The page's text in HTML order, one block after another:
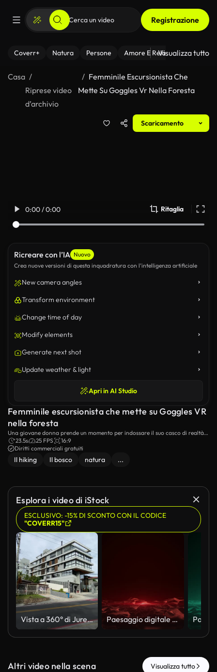
Registrazione
Coverr+ Natura Persone Amore E Relazioni Il
Visualizza tutto
Casa
Riprese video
d’archivio
Femminile Escursionista Che
Mette Su Goggles Vr Nella Foresta
Scaricamento
0:00 / 0:00 Ritaglia
Ricreare con l’IA Nuovo
Crea nuove versioni di questa inquadratura con l’intelligenza artificiale
New camera angles
Transform environment
Change time of day
Modify elements
Generate next shot
Update weather & light
Apri in AI Studio
Femminile escursionista che mette su Goggles VR
nella foresta
Una giovane donna prende un momento per indossare il suo casco di realtà
virtuale in mezzo alla tranquillità di una tranquilla e lussureggiante foresta.
23.5s 25 FPS
16:9
Diritti commerciali gratuiti
Il hiking Il bosco natura ...
Esplora i video di iStock
ESCLUSIVO: -15% DI SCONTO CON IL CODICE
"COVERR15"
Vista a 360° di Jurerê, Viale Principale di Florianopolis con architettura moderna vicino alla spiaggia, Brasile Paesaggio digitale rosso astratto con motivi geometrici in movimento
Altri video nella scena Visualizza tutto